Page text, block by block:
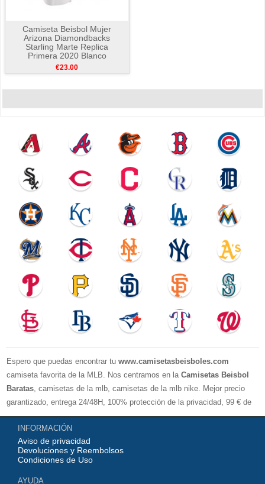
Camiseta Beisbol Mujer
Arizona Diamondbacks
Starling Marte Replica
Primera 2020 Blanco
€23.00
Espero que puedas encontrar tu www.camisetasbeisboles.com
camiseta favorita de la MLB. Nos centramos en la Camisetas Beisbol
Baratas, camisetas de la mlb, camisetas de la mlb nike. Mejor precio
garantizado, entrega 24/48H, 100% protección de la privacidad, 99 € de
compra El envío es gratuito, asistencia para devoluciones y reembolsos,
no lo dude, no compre. Servicio cómodo y cortés, bienvenido a su
pedido.
INFORMACIÓN
Aviso de privacidad
Devoluciones y Reembolsos
Condiciones de Uso
AYUDA